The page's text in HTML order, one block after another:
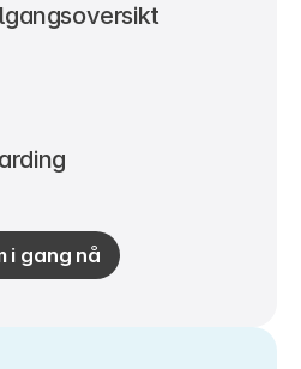
i gang nå